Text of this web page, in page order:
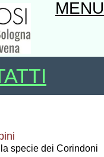
MENU
specie dei Corindoni